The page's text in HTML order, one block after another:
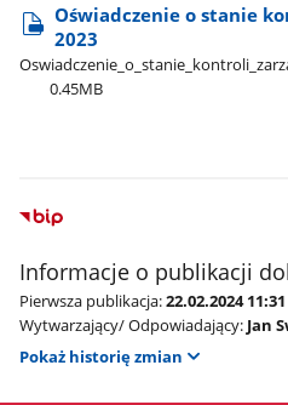
Oświadczenie o stanie
2023
0.45MB
Informacje o publikacji
Pierwsza publikacja:22.02.2024
Wytwarzający/ Odpowiadający: Jan
Pokaż historię zmian